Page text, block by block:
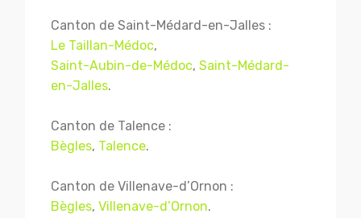
Canton de Saint-Médard-en-Jalles :
Le Taillan-Médoc,
Saint-Aubin-de-Médoc, Saint-Médard-
en-Jalles.
Canton de Talence :
Bègles, Talence.
Canton de Villenave-d’Ornon :
Bègles, Villenave-d’Ornon.